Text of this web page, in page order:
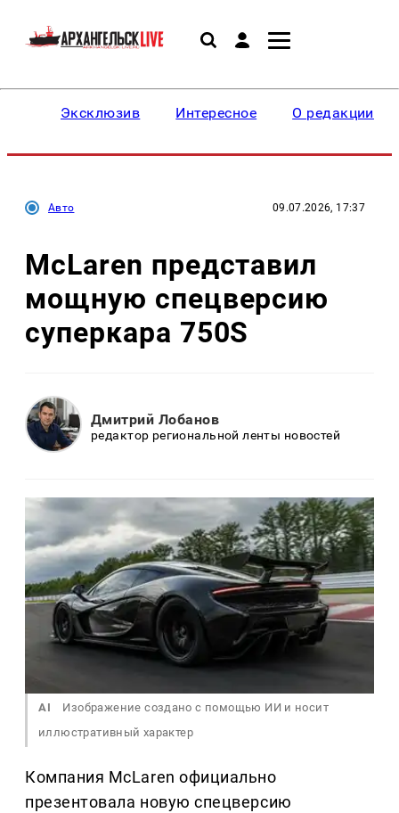
Эксклюзив Интересное О редакции
Авто 09.07.2026, 17:37
McLaren представил
мощную спецверсию
суперкара 750S
Дмитрий Лобанов
редактор региональной ленты новостей
AI
Изображение создано с помощью ИИ и носит
иллюстративный характер
Компания McLaren официально
презентовала новую спецверсию